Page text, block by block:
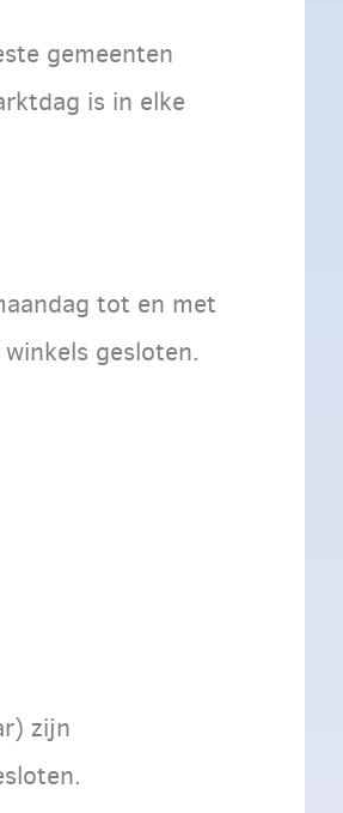
gemeenten
is in elke
tot en met
gesloten.
zijn